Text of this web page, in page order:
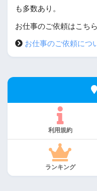
も多数あり。
お仕事のご依頼はこち
お仕事のご依頼につ
利用規約
ランキング